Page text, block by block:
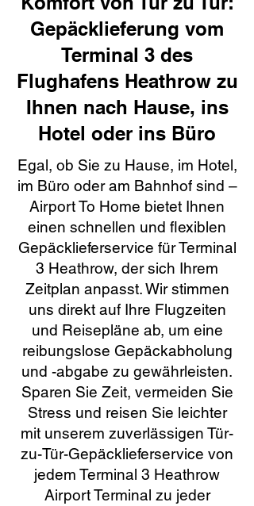
Gepäcklieferung vom
Terminal 3 des
Flughafens Heathrow zu
Ihnen nach Hause, ins
Hotel oder ins Büro
Egal, ob Sie zu Hause, im Hotel,
im Büro oder am Bahnhof sind –
Airport To Home bietet Ihnen
einen schnellen und flexiblen
Gepäcklieferservice für Terminal
3 Heathrow, der sich Ihrem
Zeitplan anpasst. Wir stimmen
uns direkt auf Ihre Flugzeiten
und Reisepläne ab, um eine
reibungslose Gepäckabholung
und -abgabe zu gewährleisten.
Sparen Sie Zeit, vermeiden Sie
Stress und reisen Sie leichter
mit unserem zuverlässigen Tür-
zu-Tür-Gepäcklieferservice von
jedem Terminal 3 Heathrow
Airport Terminal zu jeder